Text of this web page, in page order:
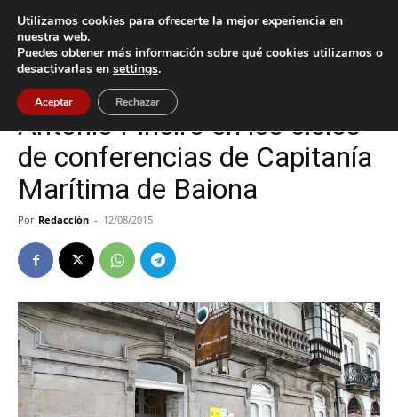
Inicio Baiona
Baiona
Antonio Piñeiro en los ciclos
de conferencias de Capitanía
Marítima de Baiona
Por Redacción - 12/08/2015
Utilizamos cookies para ofrecerte la mejor experiencia en
nuestra web.
Puedes obtener más información sobre qué cookies utilizamos o
desactivarlas en settings.
Aceptar Rechazar